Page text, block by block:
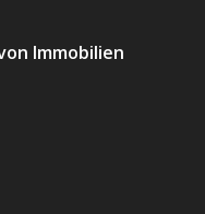
Immobilien